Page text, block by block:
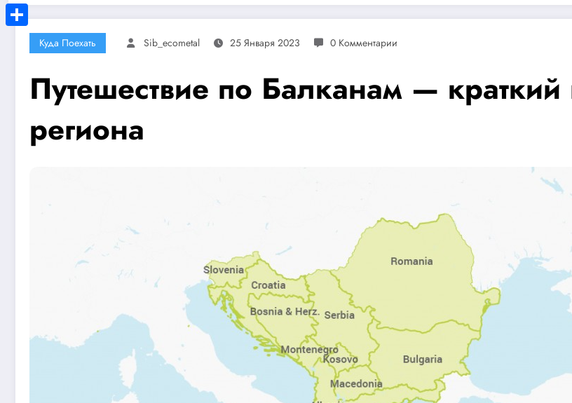
Куда Поехать Sib_ecometal 25 Января 2023 0 Комментарии
Путешествие по Балканам — краткий
региона
Odnoklassniki
Отправить